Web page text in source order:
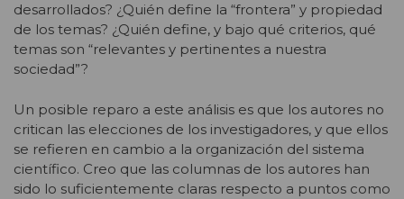
desarrollados? ¿Quién define la “frontera” y propiedad
de los temas? ¿Quién define, y bajo qué criterios, qué
temas son “relevantes y pertinentes a nuestra
sociedad”?
Un posible reparo a este análisis es que los autores no
critican las elecciones de los investigadores, y que ellos
se refieren en cambio a la organización del sistema
científico. Creo que las columnas de los autores han
sido lo suficientemente claras respecto a puntos como